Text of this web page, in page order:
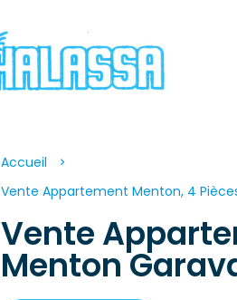
Accueil
Vente Appartement Menton, 4
Vente
Menton